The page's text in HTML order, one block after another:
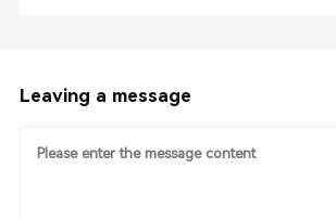
Leaving a message